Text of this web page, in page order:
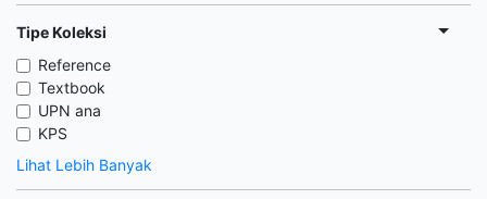
Tipe Koleksi
Reference
Textbook
UPN ana
KPS
Lihat Lebih Banyak